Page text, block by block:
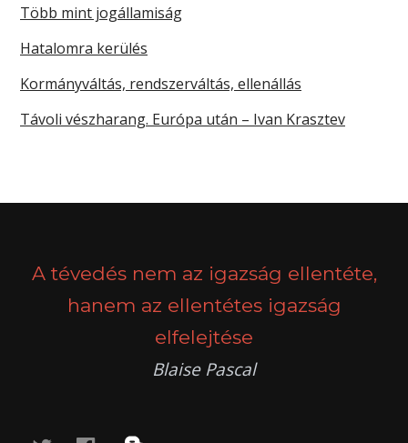
Több mint jogállamiság
Hatalomra kerülés
Kormányváltás, rendszerváltás, ellenállás
Távoli vészharang. Európa után – Ivan Krasztev
A tévedés nem az igazság ellentéte,
hanem az ellentétes igazság
elfelejtése
Blaise Pascal